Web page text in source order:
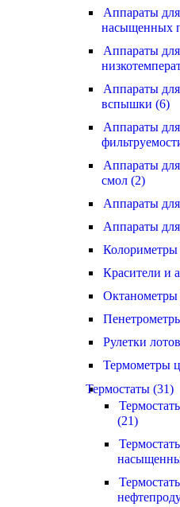
Аппараты
насыщенных
Аппараты
Аппараты
вспышки (6)
Аппараты
Аппараты
смол (2)
Аппараты
Аппараты
Колориметры
Красители и
Октанометры
Рулетки
Термометры
Термостаты (31)
(21)